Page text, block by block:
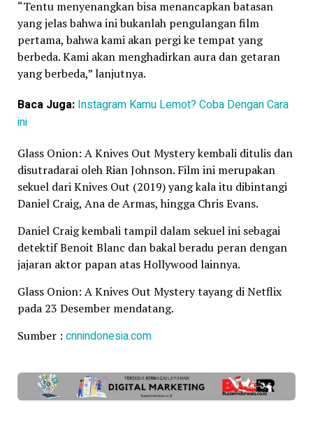
“Tentu menyenangkan bisa menancapkan batasan
yang jelas bahwa ini bukanlah pengulangan film
pertama, bahwa kami akan pergi ke tempat yang
berbeda. Kami akan menghadirkan aura dan getaran
yang berbeda,” lanjutnya.
Baca Juga: Instagram Kamu Lemot? Coba Dengan Cara
ini
Glass Onion: A Knives Out Mystery kembali ditulis dan
disutradarai oleh Rian Johnson. Film ini merupakan
sekuel dari Knives Out (2019) yang kala itu dibintangi
Daniel Craig, Ana de Armas, hingga Chris Evans.
Daniel Craig kembali tampil dalam sekuel ini sebagai
detektif Benoit Blanc dan bakal beradu peran dengan
jajaran aktor papan atas Hollywood lainnya.
Glass Onion: A Knives Out Mystery tayang di Netflix
pada 23 Desember mendatang.
Sumber : cnnindonesia.com